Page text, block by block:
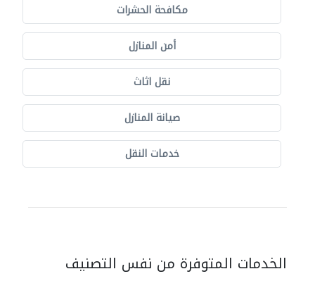
مكافحة الحشرات
أمن المنازل
نقل اثاث
صيانة المنازل
خدمات النقل
الخدمات المتوفرة من نفس التصنيف